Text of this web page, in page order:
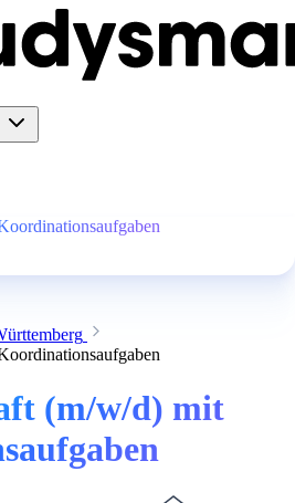
(m/w/d) mit